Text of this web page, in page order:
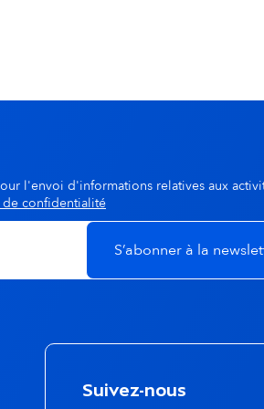
l'envoi d'informations relatives aux
confidentialité
Suivez-nous